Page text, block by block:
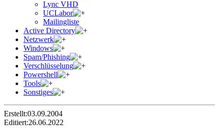
Lync VHD
UCLabor
Mailingliste
Active Directory
Netzwerk
Windows
Spam/Phishing
Verschlüsselung
Powershell
Tools
Sonstiges
Erstellt:03.09.2004
Editiert:26.06.2022